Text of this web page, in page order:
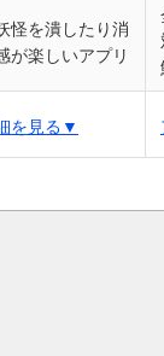
怪を潰したり消
が楽しいアプリ
を見る▼